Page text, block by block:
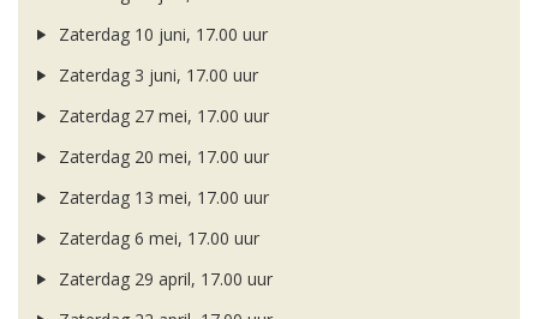
Zaterdag 10 juni, 17.00 uur
Zaterdag 3 juni, 17.00 uur
Zaterdag 27 mei, 17.00 uur
Zaterdag 20 mei, 17.00 uur
Zaterdag 13 mei, 17.00 uur
Zaterdag 6 mei, 17.00 uur
Zaterdag 29 april, 17.00 uur